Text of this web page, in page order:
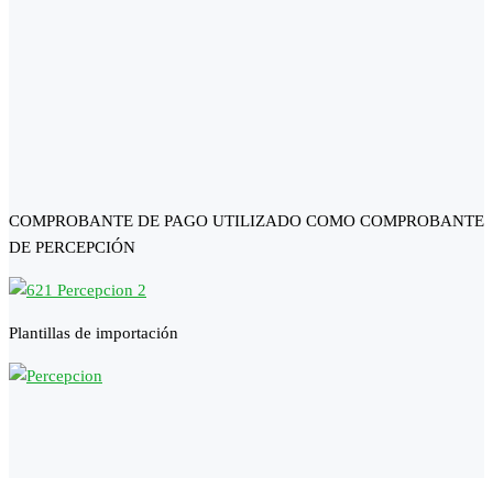
COMPROBANTE DE PAGO UTILIZADO COMO COMPROBANTE
DE PERCEPCIÓN
Plantillas de importación